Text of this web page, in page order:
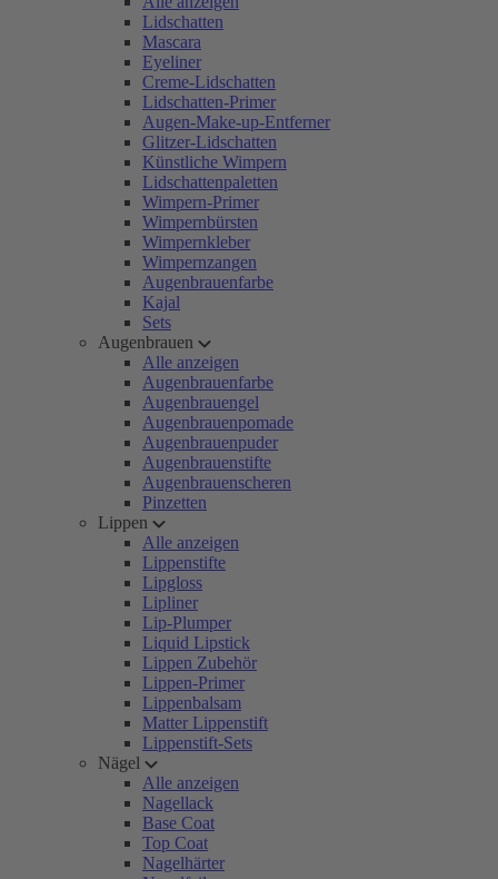
Lidschatten
Mascara
Eyeliner
Creme-Lidschatten
Lidschatten-Primer
Augen-Make-up-Entferner
Glitzer-Lidschatten
Künstliche Wimpern
Lidschattenpaletten
Wimpern-Primer
Wimpernbürsten
Wimpernkleber
Wimpernzangen
Augenbrauenfarbe
Kajal
Sets
Augenbrauen
Alle anzeigen
Augenbrauenfarbe
Augenbrauengel
Augenbrauenpomade
Augenbrauenpuder
Augenbrauenstifte
Augenbrauenscheren
Pinzetten
Lippen
Alle anzeigen
Lippenstifte
Lipgloss
Lipliner
Lip-Plumper
Liquid Lipstick
Lippen Zubehör
Lippen-Primer
Lippenbalsam
Matter Lippenstift
Lippenstift-Sets
Nägel
Alle anzeigen
Nagellack
Base Coat
Top Coat
Nagelhärter